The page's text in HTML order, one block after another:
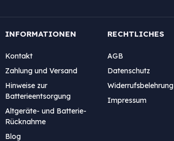
INFORMATIONEN
Kontakt
Zahlung und Versand
Hinweise zur
Batterieentsorgung
Altgeräte- und Batterie-
Rücknahme
Blog
RECHTLICHES
AGB
Datenschutz
Widerrufsbelehrung
Impressum